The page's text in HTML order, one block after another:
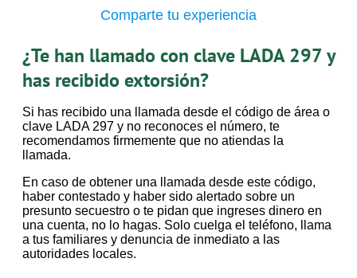
Comparte tu experiencia
¿Te han llamado con clave LADA 297 y
has recibido extorsión?
Si has recibido una llamada desde el código de área o
clave LADA 297 y no reconoces el número, te
recomendamos firmemente que no atiendas la
llamada.
En caso de obtener una llamada desde este código,
haber contestado y haber sido alertado sobre un
presunto secuestro o te pidan que ingreses dinero en
una cuenta, no lo hagas. Solo cuelga el teléfono, llama
a tus familiares y denuncia de inmediato a las
autoridades locales.